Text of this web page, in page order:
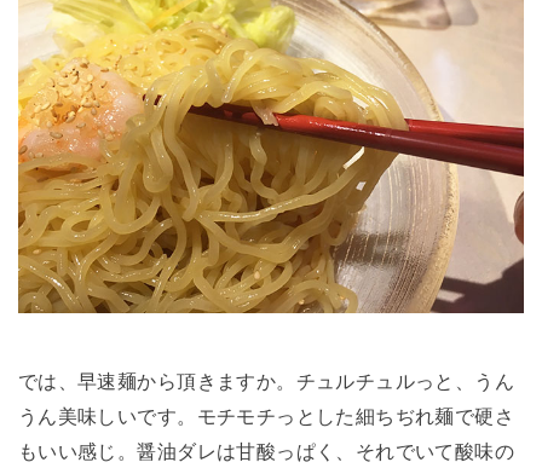
では、早速麺から頂きますか。チュルチュルっと、うん
うん美味しいです。モチモチっとした細ちぢれ麺で硬さ
もいい感じ。醤油ダレは甘酸っぱく、それでいて酸味の